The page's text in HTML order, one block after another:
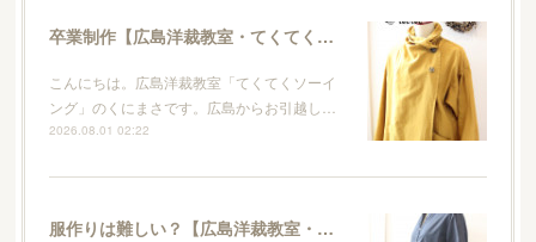
卒業制作【広島洋裁教室・てくてくソーイング】
こんにちは。広島洋裁教室「てくてくソーイ
ング」のくにまさです。広島からお引越し…
2026.08.01 02:22
服作りは難しい？【広島洋裁教室・てくてくソーイング】